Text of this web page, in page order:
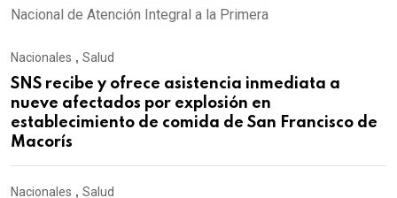
Nacional de Atención Integral a la Primera
Nacionales , Salud
SNS recibe y ofrece asistencia inmediata a
nueve afectados por explosión en
establecimiento de comida de San Francisco de
Macorís
Nacionales , Salud